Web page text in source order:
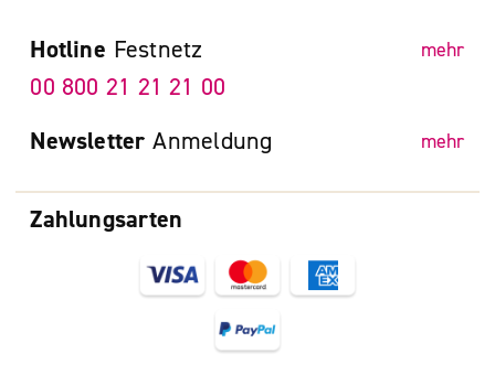
Zahlungsarten
Hotline Festnetz mehr
00 800 21 21 21 00
Newsletter Anmeldung mehr